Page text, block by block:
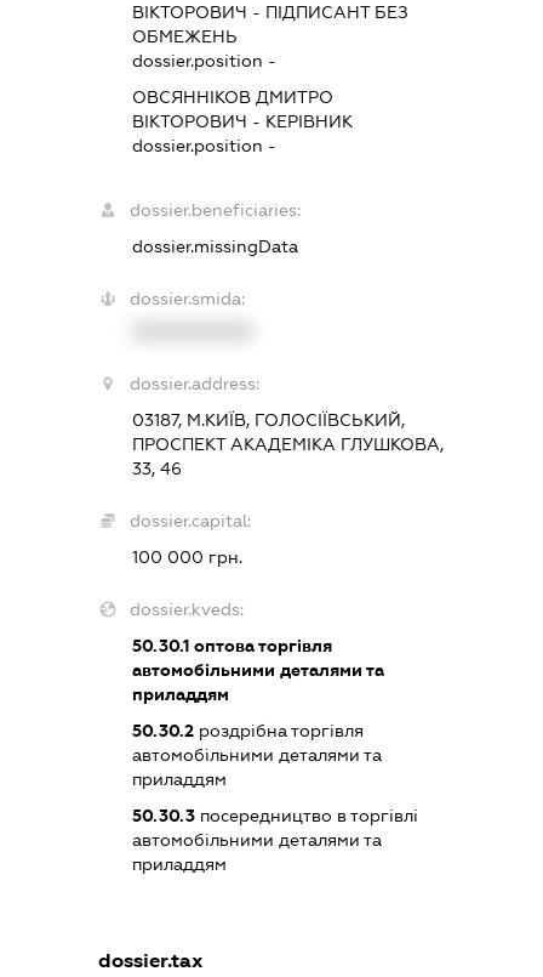
ВІКТОРОВИЧ - ПІДПИСАНТБЕЗ
ОБМЕЖЕНЬ
dossier.position -
ОВСЯННІКОВ ДМИТРО
ВІКТОРОВИЧ - КЕРІВНИК
dossier.position -
dossier.beneficiaries:
dossier.missingData
dossier.smida:
dossier.address:
03187, М.КИЇВ, ГОЛОСІЇВСЬКИЙ,
ПРОСПЕКТ АКАДЕМІКА ГЛУШКОВА,
33, 46
dossier.capital:
100 000 грн.
dossier.kveds:
50.30.1 оптова торгівля
автомобільними деталями та
приладдям
50.30.2 роздрібна торгівля
автомобільними деталями та
приладдям
50.30.3 посередництво в торгівлі
автомобільними деталями та
приладдям
dossier.tax